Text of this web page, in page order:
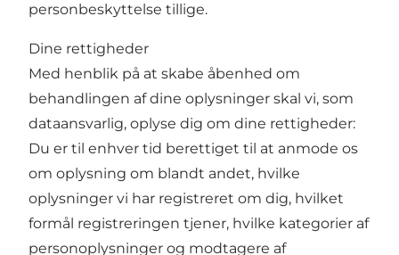
personbeskyttelse tillige.
Dine rettigheder
Med henblik på at skabe åbenhed om
behandlingen af dine oplysninger skal vi, som
dataansvarlig, oplyse dig om dine rettigheder:
Du er til enhver tid berettiget til at anmode os
om oplysning om blandt andet, hvilke
oplysninger vi har registreret om dig, hvilket
formål registreringen tjener, hvilke kategorier af
personoplysninger og modtagere af